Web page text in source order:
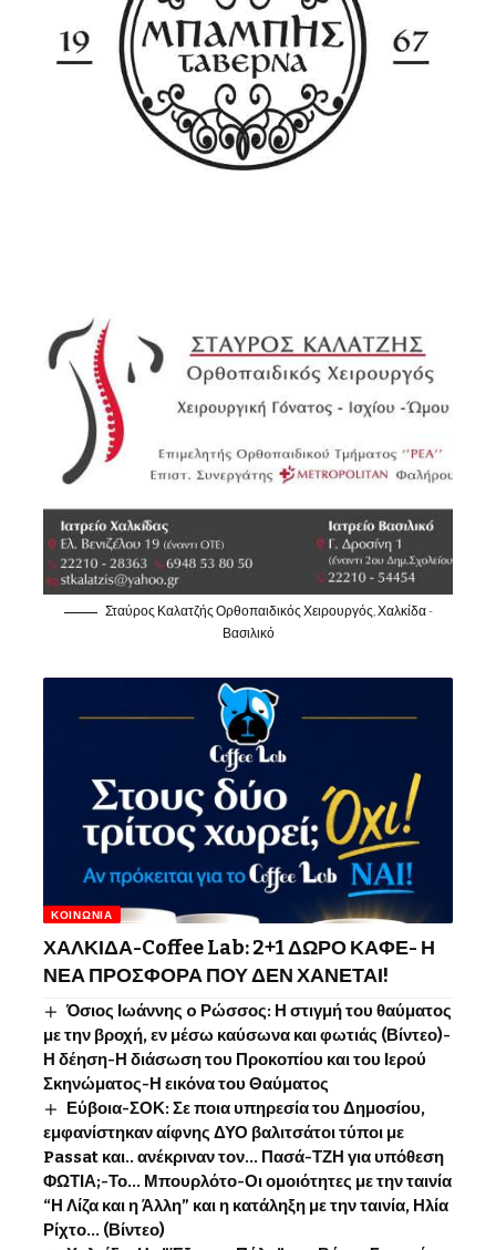
Σταύρος Καλατζής Ορθοπαιδικός Χειρουργός, Χαλκίδα -
Βασιλικό
ΚΟΙΝΩΝΊΑ
ΧΑΛΚΙΔΑ-Coffee Lab: 2+1 ΔΩΡΟ ΚΑΦΕ- Η
ΝΕΑ ΠΡΟΣΦΟΡΑ ΠΟΥ ΔΕΝ ΧΑΝΕΤΑΙ!
Όσιος Ιωάννης o Ρώσσος: Η στιγμή του θαύματος
με την βροχή, εν μέσω καύσωνα και φωτιάς (Βίντεο)-
Η δέηση-Η διάσωση του Προκοπίου και του Ιερού
Σκηνώματος-Η εικόνα του Θαύματος
Εύβοια-ΣΟΚ: Σε ποια υπηρεσία του Δημοσίου,
εμφανίστηκαν αίφνης ΔΥΟ βαλιτσάτοι τύποι με
Passat και.. ανέκριναν τον… Πασά-ΤΖΗ για υπόθεση
ΦΩΤΙΑ;-Το… Μπουρλότο-Οι ομοιότητες με την ταινία
“Η Λίζα και η Άλλη” και η κατάληξη με την ταινία, Ηλία
Ρίχτο… (Βίντεο)